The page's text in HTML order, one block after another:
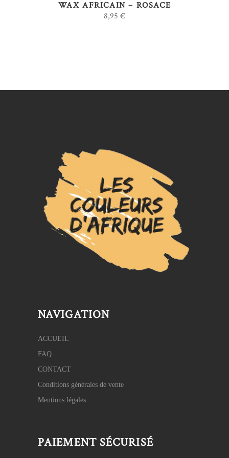
peuvent
du
WAX AFRICAIN – ROSACE
8,95 €
NAVIGATION
ACCUEIL
FAQ
CONTACT
Conditions générales de vente
Mentions légales
PAIEMENT SÉCURISÉ